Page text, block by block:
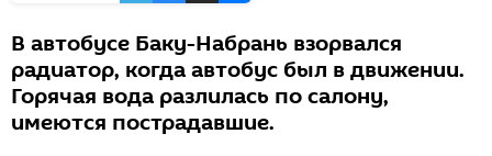
В автобусе Баку-Набрань взорвался
радиатор, когда автобус был в движении.
Горячая вода разлилась по салону,
имеются пострадавшие.